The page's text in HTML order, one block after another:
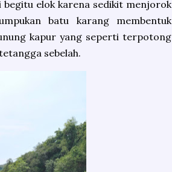
elok karena sedikit menjorok
batu karang membentuk
kapur yang seperti terpotong
sebelah.